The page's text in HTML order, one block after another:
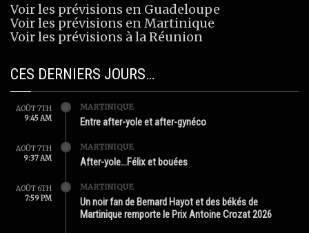
Voir les prévisions en Guadeloupe
Voir les prévisions en Martinique
Voir les prévisions à la Réunion
CES DERNIERS JOURS…
AOÛT 7TH
9:45 AM
MARTINIQUE
Entre after-yole et after-gynéco
AOÛT 7TH
9:37 AM
MARTINIQUE
After-yole…Félix et bouées
AOÛT 6TH
7:59 PM
MARTINIQUE
Un noir fan de Bernard Hayot et des békés de
Martinique remporte le Prix Antoine Crozat 2026